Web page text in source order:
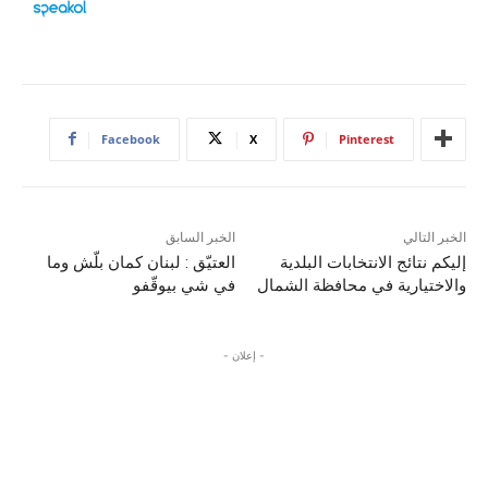
Facebook X Pinterest
الخبر السابق
العتيّق : لبنان كمان بلّش وما
في شي بيوقّفو
الخبر التالي
إليكم نتائج الانتخابات البلدية
والاختيارية في محافظة الشمال
- إعلان -